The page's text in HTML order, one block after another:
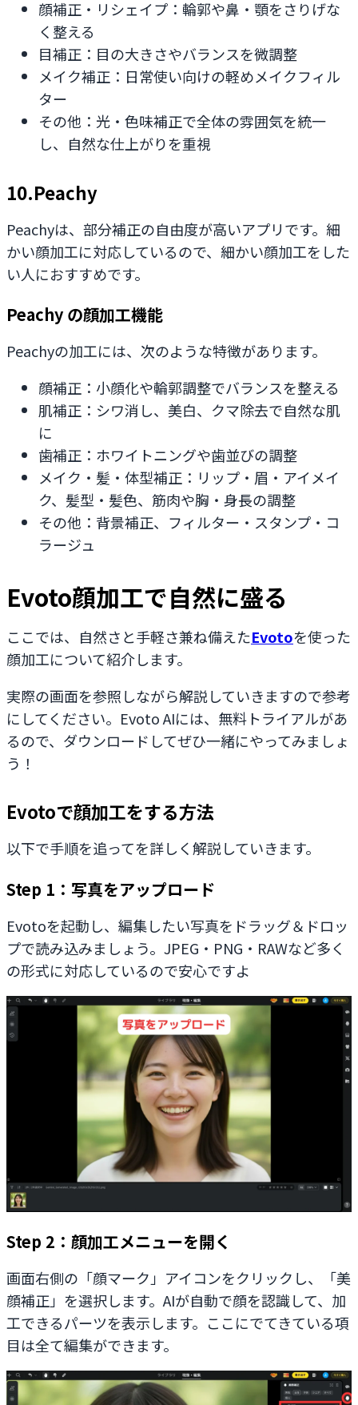
顔補正・リシェイプ：輪郭や鼻・顎をさりげな
く整える
目補正：目の大きさやバランスを微調整
メイク補正：日常使い向けの軽めメイクフィル
ター
その他：光・色味補正で全体の雰囲気を統一
し、自然な仕上がりを重視
10.Peachy
Peachyは、部分補正の自由度が高いアプリです。細
かい顔加工に対応しているので、細かい顔加工をした
い人におすすめです。
Peachy の顔加工機能
Peachyの加工には、次のような特徴があります。
顔補正：小顔化や輪郭調整でバランスを整える
肌補正：シワ消し、美白、クマ除去で自然な肌
に
歯補正：ホワイトニングや歯並びの調整
メイク・髪・体型補正：リップ・眉・アイメイ
ク、髪型・髪色、筋肉や胸・身長の調整
その他：背景補正、フィルター・スタンプ・コ
ラージュ
Evoto顔加工で自然に盛る
ここでは、自然さと手軽さ兼ね備えたEvotoを使った
顔加工について紹介します。
実際の画面を参照しながら解説していきますので参考
にしてください。Evoto AIには、無料トライアルがあ
るので、ダウンロードしてぜひ一緒にやってみましょ
う！
Evotoで顔加工をする方法
以下で手順を追ってを詳しく解説していきます。
Step 1：写真をアップロード
Evotoを起動し、編集したい写真をドラッグ＆ドロッ
プで読み込みましょう。JPEG・PNG・RAWなど多く
の形式に対応しているので安心ですよ
Step 2：顔加工メニューを開く
画面右側の「顔マーク」アイコンをクリックし、「美
顔補正」を選択します。AIが自動で顔を認識して、加
工できるパーツを表示します。ここにでてきている項
目は全て編集ができます。